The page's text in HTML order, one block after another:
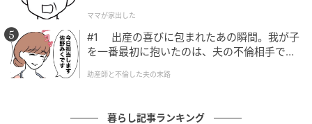
花粉対策としても、実は"内気固定"が絶対正解
ではない
導入にしたら花粉が直接入ってきてしまうのでは…」
ママが家出した
#1 出産の喜びに包まれたあの瞬間。我が子
を一番最初に抱いたのは、夫の不倫相手でし
助産師と不倫した夫の末路
暮らし記事ランキング